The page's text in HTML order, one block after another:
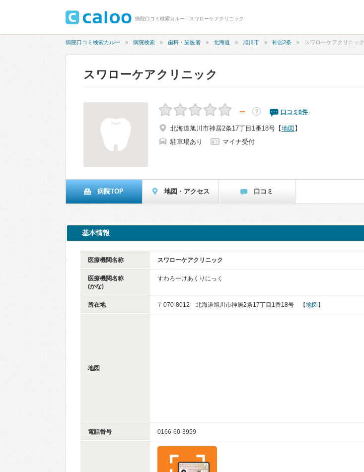
病院口コミ検索カルー - スワローケアクリニック
病院口コミ検索カルー 病院検索 歯科・歯医者 北海道 旭川市 神居2条 スワローケアクリニック
スワローケアクリニック
－ ？ 口コミ 0件
北海道旭川市神居2条17丁目1番18号 【地図 】
駐車場あり
マイナ受付
病院TOP 地図・アクセス 口コミ
基本情報
医療機関名称 スワローケアクリニック
医療機関名称
(かな)
すわろーけあくりにっく
所在地 〒070-8012 北海道旭川市神居2条17丁目1番18号 【地図 】
地図
電話番号 0166-60-3959